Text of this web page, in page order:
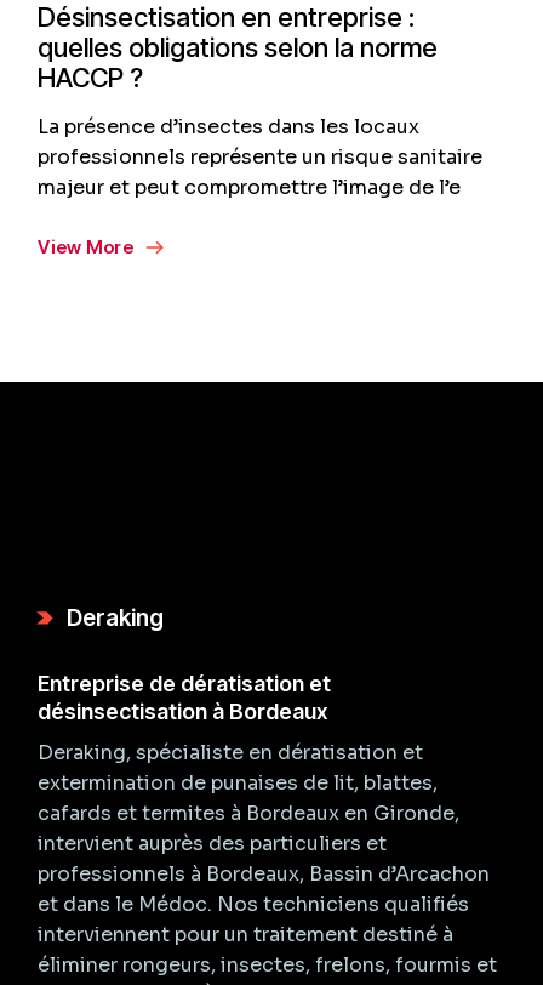
Désinsectisation en entreprise :
quelles obligations selon la norme
HACCP ?
La présence d’insectes dans les locaux
professionnels représente un risque sanitaire
majeur et peut compromettre l’image de l’e
View More
Deraking
Entreprise de dératisation et
désinsectisation à Bordeaux
Deraking, spécialiste en dératisation et
extermination de punaises de lit, blattes,
cafards et termites à Bordeaux en Gironde,
intervient auprès des particuliers et
professionnels à Bordeaux, Bassin d’Arcachon
et dans le Médoc. Nos techniciens qualifiés
interviennent pour un traitement destiné à
éliminer rongeurs, insectes, frelons, fourmis et